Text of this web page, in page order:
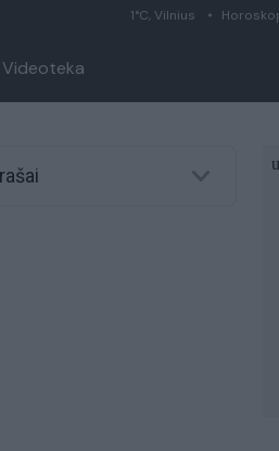
1°C, Vilnius
Videoteka